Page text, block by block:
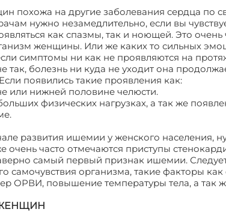
похожа на другие заболевания сердца по
нужно незамедлительно, если вы
как спазмы, так и ноющей. Это
женщины. Или же каких то сильных
симптомы ни как не проявляются на
так, болезнь ни куда не уходит она
появились такие проявления как:
или нижней половине челюсти.
физических нагрузках, а так же
развития ишемии у женского населения,
очень часто отмечаются приступы
самый первый признак ишемии. Следует
самочувствия организма, такие факторы
ОРВИ, повышение температуры тела, а так